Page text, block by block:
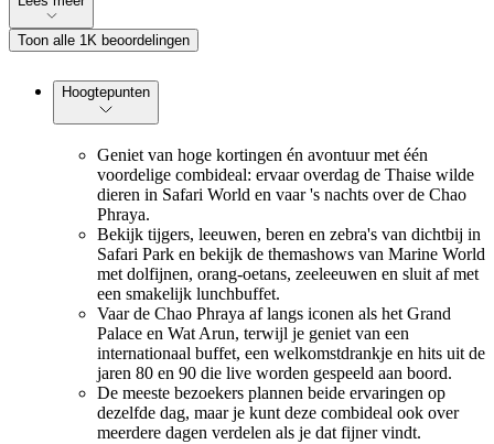
Toon alle 1K beoordelingen
Hoogtepunten
Geniet van hoge kortingen én avontuur met één
voordelige combideal: ervaar overdag de Thaise wilde
dieren in Safari World en vaar 's nachts over de Chao
Phraya.
Bekijk tijgers, leeuwen, beren en zebra's van dichtbij in
Safari Park en bekijk de themashows van Marine World
met dolfijnen, orang-oetans, zeeleeuwen en sluit af met
een smakelijk lunchbuffet.
Vaar de Chao Phraya af langs iconen als het Grand
Palace en Wat Arun, terwijl je geniet van een
internationaal buffet, een welkomstdrankje en hits uit de
jaren 80 en 90 die live worden gespeeld aan boord.
De meeste bezoekers plannen beide ervaringen op
dezelfde dag, maar je kunt deze combideal ook over
meerdere dagen verdelen als je dat fijner vindt.